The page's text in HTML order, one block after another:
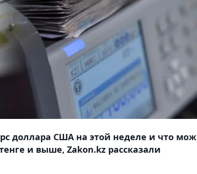
доллара США на этой неделе и что
и выше, Zakon.kz рассказали